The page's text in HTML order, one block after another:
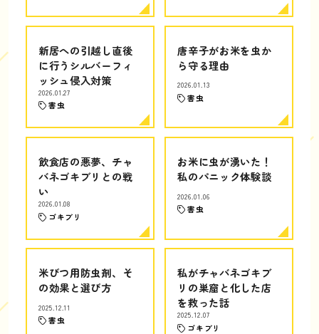
新居への引越し直後
に行うシルバーフィ
ッシュ侵入対策
2026.01.27
害虫
唐辛子がお米を虫か
ら守る理由
2026.01.13
害虫
飲食店の悪夢、チャ
バネゴキブリとの戦
い
2026.01.08
ゴキブリ
お米に虫が湧いた！
私のパニック体験談
2026.01.06
害虫
米びつ用防虫剤、そ
の効果と選び方
2025.12.11
害虫
私がチャバネゴキブ
リの巣窟と化した店
を救った話
2025.12.07
ゴキブリ